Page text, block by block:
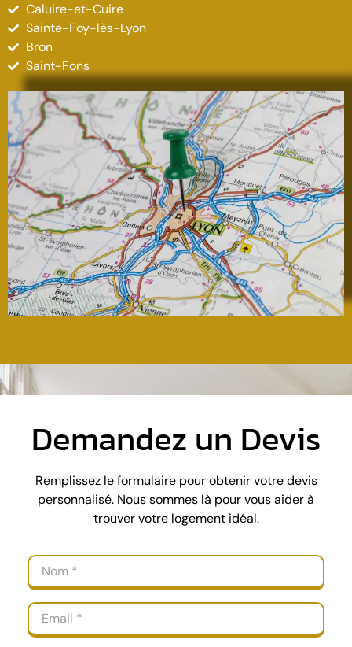
Caluire-et-Cuire
Sainte-Foy-lès-Lyon
Bron
Saint-Fons
Demandez un Devis
Remplissez le formulaire pour obtenir votre devis
personnalisé. Nous sommes là pour vous aider à
trouver votre logement idéal.